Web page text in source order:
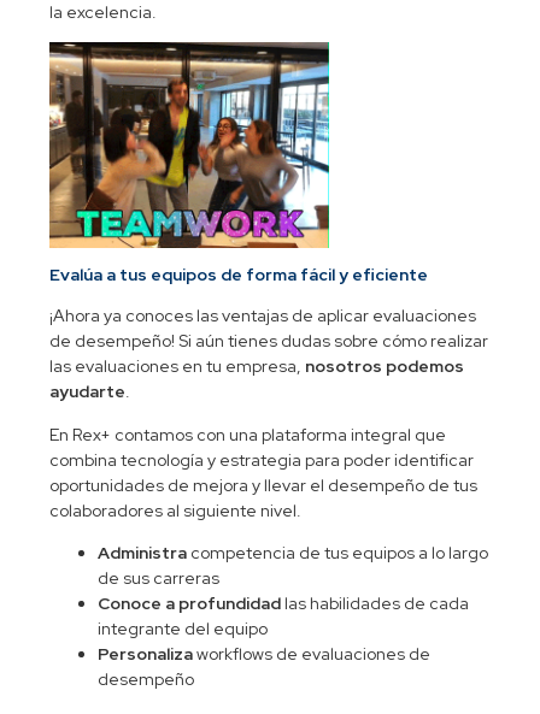
la excelencia.
Evalúa a tus equipos de forma fácil y eficiente
¡Ahora ya conoces las ventajas de aplicar evaluaciones
de desempeño! Si aún tienes dudas sobre cómo realizar
las evaluaciones en tu empresa, nosotros podemos
ayudarte.
En Rex+ contamos con una plataforma integral que
combina tecnología y estrategia para poder identificar
oportunidades de mejora y llevar el desempeño de tus
colaboradores al siguiente nivel.
Administra competencia de tus equipos a lo largo
de sus carreras
Conoce a profundidad las habilidades de cada
integrante del equipo
Personalizaworkflows de evaluaciones de
desempeño